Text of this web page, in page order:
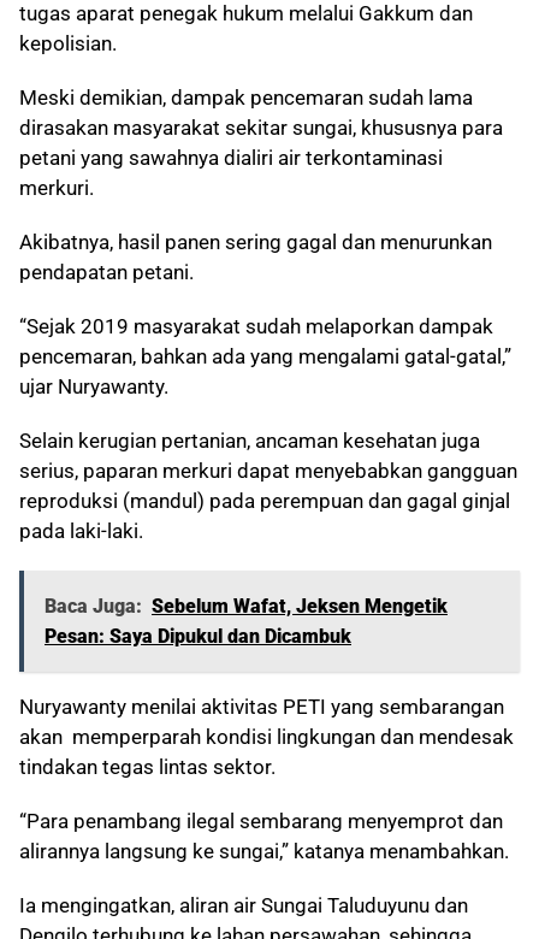
tugas aparat penegak hukum melalui Gakkum dan
kepolisian.
Meski demikian, dampak pencemaran sudah lama
dirasakan masyarakat sekitar sungai, khususnya para
petani yang sawahnya dialiri air terkontaminasi
merkuri.
Akibatnya, hasil panen sering gagal dan menurunkan
pendapatan petani.
“Sejak 2019 masyarakat sudah melaporkan dampak
pencemaran, bahkan ada yang mengalami gatal-gatal,”
ujar Nuryawanty.
Selain kerugian pertanian, ancaman kesehatan juga
serius, paparan merkuri dapat menyebabkan gangguan
reproduksi (mandul) pada perempuan dan gagal ginjal
pada laki-laki.
Baca Juga: Sebelum Wafat, Jeksen Mengetik
Pesan: Saya Dipukul dan Dicambuk
Nuryawanty menilai aktivitas PETI yang sembarangan
akan memperparah kondisi lingkungan dan mendesak
tindakan tegas lintas sektor.
“Para penambang ilegal sembarang menyemprot dan
alirannya langsung ke sungai,” katanya menambahkan.
Ia mengingatkan, aliran air Sungai Taluduyunu dan